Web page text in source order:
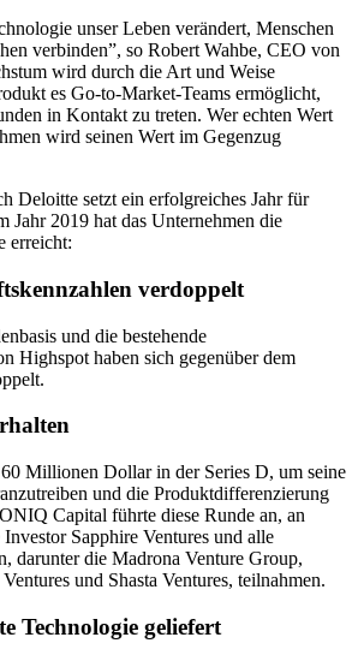
unser Leben verändert, Menschen
verbinden”, so Robert Wahbe, CEO von
wird durch die Art und Weise
es Go-to-Market-Teams ermöglicht,
in Kontakt zu treten. Wer echten Wert
wird seinen Wert im Gegenzug
Deloitte setzt ein erfolgreiches Jahr für
2019 hat das Unternehmen die
erreicht:
verdoppelt
und die bestehende
Highspot haben sich gegenüber dem
Millionen Dollar in der Series D, um seine
und die Produktdifferenzierung
Capital führte diese Runde an, an
Sapphire Ventures und alle
darunter die Madrona Venture Group,
und Shasta Ventures, teilnahmen.
Technologie geliefert